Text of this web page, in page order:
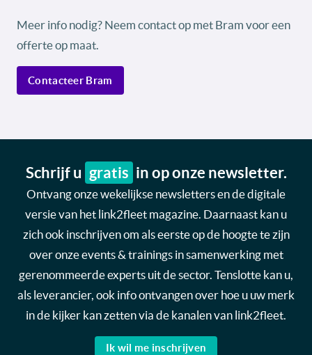
Meer info nodig? Neem contact op met Bram voor een
offerte op maat.
Contacteer Bram
Schrijf u gratis in op onze newsletter.
Ontvang onze wekelijkse newsletters en de digitale
versie van het link2fleet magazine. Daarnaast kan u
zich ook inschrijven om als eerste op de hoogte te zijn
over onze events & trainings in samenwerking met
gerenommeerde experts uit de sector. Tenslotte kan u,
als leverancier, ook info ontvangen over hoe u uw merk
in de kijker kan zetten via de kanalen van link2fleet.
Ik wil me inschrijven